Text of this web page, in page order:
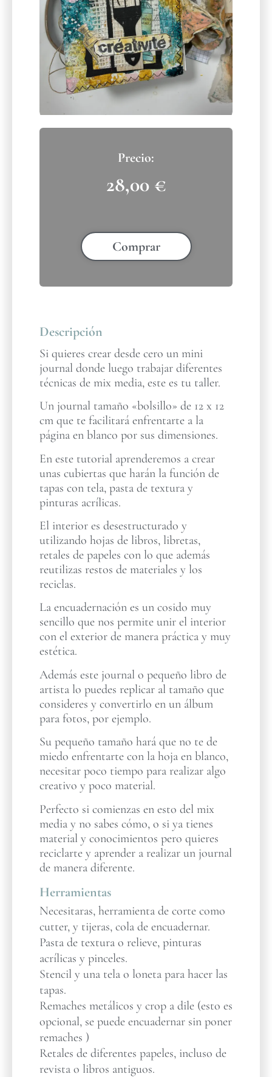
28,00 €
Comprar
Descripción
Si quieres crear desde cero un mini
journal donde luego trabajar diferentes
técnicas de mix media, este es tu taller.
Un journal tamaño «bolsillo» de 12 x 12
cm que te facilitará enfrentarte a la
página en blanco por sus dimensiones.
En este tutorial aprenderemos a crear
unas cubiertas que harán la función de
tapas con tela, pasta de textura y
pinturas acrílicas.
El interior es desestructurado y
utilizando hojas de libros, libretas,
retales de papeles con lo que además
reutilizas restos de materiales y los
reciclas.
La encuadernación es un cosido muy
sencillo que nos permite unir el interior
con el exterior de manera práctica y muy
estética.
Además este journal o pequeño libro de
artista lo puedes replicar al tamaño que
consideres y convertirlo en un álbum
para fotos, por ejemplo.
Su pequeño tamaño hará que no te de
miedo enfrentarte con la hoja en blanco,
necesitar poco tiempo para realizar algo
creativo y poco material.
Perfecto si comienzas en esto del mix
media y no sabes cómo, o si ya tienes
material y conocimientos pero quieres
reciclarte y aprender a realizar un journal
de manera diferente.
Herramientas
Necesitaras, herramienta de corte como
cutter, y tijeras, cola de encuadernar.
Pasta de textura o relieve, pinturas
acrílicas y pinceles.
Stencil y una tela o loneta para hacer las
tapas.
Remaches metálicos y crop a dile (esto es
opcional, se puede encuadernar sin poner
remaches )
Retales de diferentes papeles, incluso de
revista o libros antiguos.